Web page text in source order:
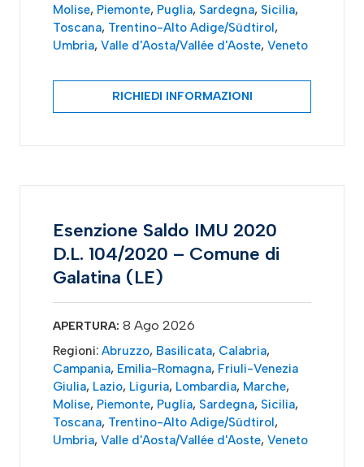
Molise, Piemonte, Puglia, Sardegna, Sicilia,
Toscana, Trentino-Alto Adige/Südtirol,
Umbria, Valle d'Aosta/Vallée d'Aoste, Veneto
RICHIEDI INFORMAZIONI
Esenzione Saldo IMU 2020
D.L. 104/2020 – Comune di
Galatina (LE)
APERTURA: 8 Ago 2026
Regioni: Abruzzo, Basilicata, Calabria,
Campania, Emilia-Romagna, Friuli-Venezia
Giulia, Lazio, Liguria, Lombardia, Marche,
Molise, Piemonte, Puglia, Sardegna, Sicilia,
Toscana, Trentino-Alto Adige/Südtirol,
Umbria, Valle d'Aosta/Vallée d'Aoste, Veneto